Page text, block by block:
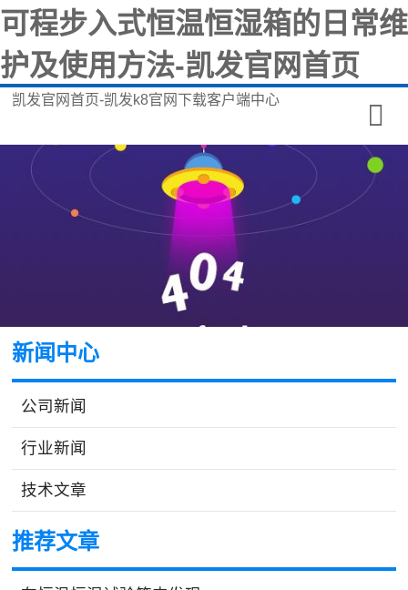
可程步入式恒温恒湿箱的日常维
护及使用方法-凯发官网首页
凯发官网首页-凯发k8官网下载客户端中心
新闻中心
公司新闻
行业新闻
技术文章
推荐文章